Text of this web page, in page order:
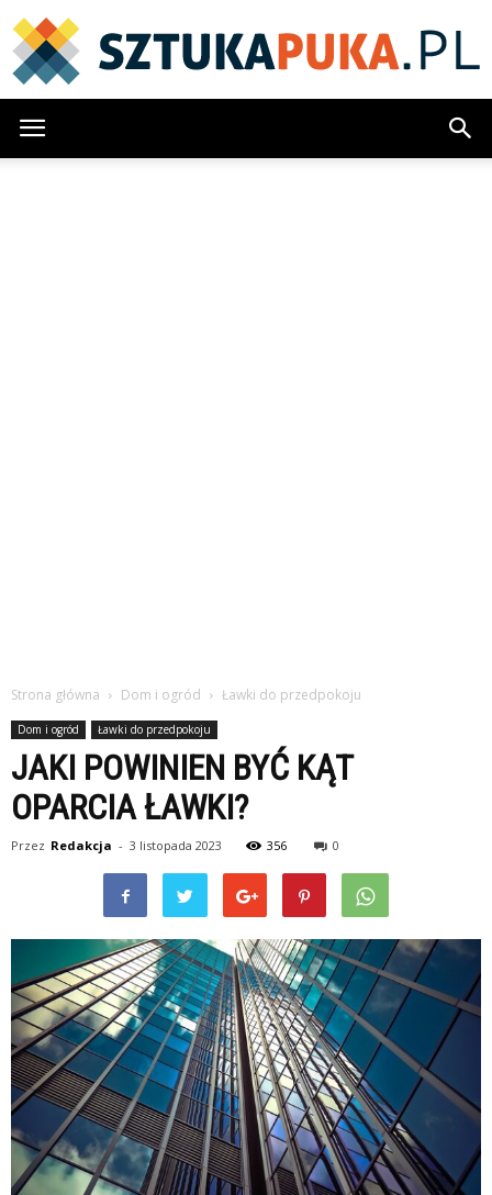
Strona główna Dom i ogród Ławki do przedpokoju
Dom i ogród Ławki do przedpokoju
JAKI POWINIEN BYĆ KĄT
OPARCIA ŁAWKI?
Przez Redakcja - 3 listopada 2023 356 0